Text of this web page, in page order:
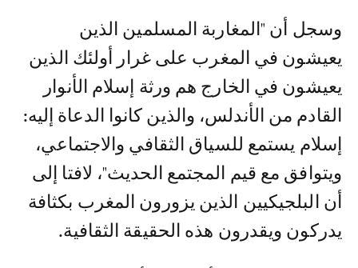
وسجل أن "المغاربة المسلمين الذين
يعيشون في المغرب على غرار أولئك الذين
يعيشون في الخارج هم ورثة إسلام الأنوار
القادم من الأندلس، والذين كانوا الدعاة إليه:
إسلام يستمع للسياق الثقافي والاجتماعي،
ويتوافق مع قيم المجتمع الحديث"، لافتا إلى
أن البلجيكيين الذين يزورون المغرب بكثافة
يدركون ويقدرون هذه الحقيقة الثقافية.